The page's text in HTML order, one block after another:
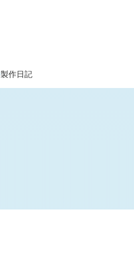
製作日記